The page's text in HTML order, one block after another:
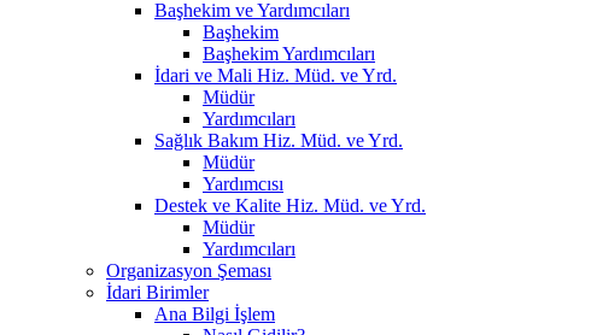
Başhekim ve Yardımcıları
Başhekim
Başhekim Yardımcıları
İdari ve Mali Hiz. Müd. ve Yrd.
Müdür
Yardımcıları
Sağlık Bakım Hiz. Müd. ve Yrd.
Müdür
Yardımcısı
Destek ve Kalite Hiz. Müd. ve Yrd.
Müdür
Yardımcıları
Organizasyon Şeması
İdari Birimler
Ana Bilgi İşlem